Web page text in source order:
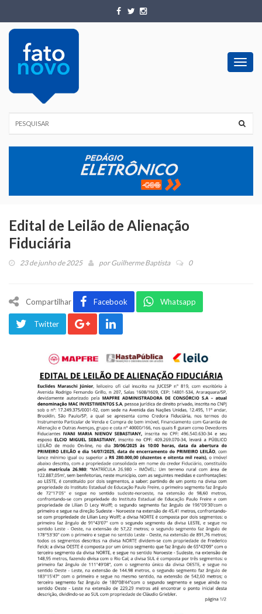
Edital de Leilão de Alienação
Fiduciária
23 de junho de 2025 porGuilherme Baptista 0
Compartilhar Facebook Whatsapp
Twitter